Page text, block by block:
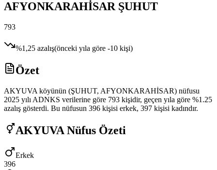
AFYONKARAHİSAR ŞUHUT
793
%1,25 azalış(önceki yıla göre -10 kişi)
Özet
AKYUVA köyünün (ŞUHUT, AFYONKARAHİSAR) nüfusu
2025 yılı ADNKS verilerine göre 793 kişidir, geçen yıla göre %1.25
azalış gösterdi. Bu nüfusun 396 kişisi erkek, 397 kişisi kadındır.
AKYUVA Nüfus Özeti
Erkek
396